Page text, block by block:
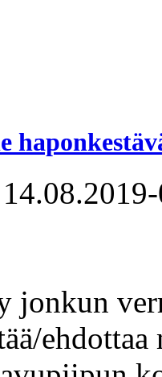
jonkun
ehdottaa